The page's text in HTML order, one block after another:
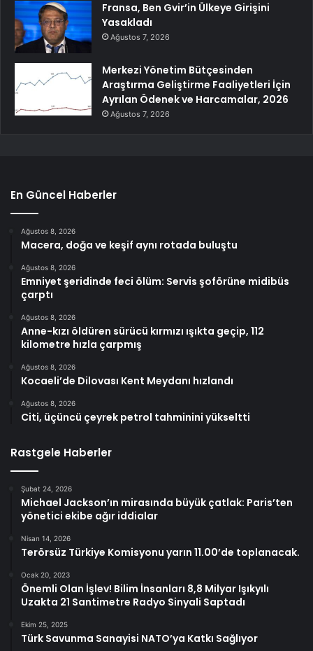
Fransa, Ben Gvir’in Ülkeye Girişini
Yasakladı
Ağustos 7, 2026
Merkezi Yönetim Bütçesinden
Araştırma Geliştirme Faaliyetleri İçin
Ayrılan Ödenek ve Harcamalar, 2026
Ağustos 7, 2026
En Güncel Haberler
Ağustos 8, 2026
Macera, doğa ve keşif aynı rotada buluştu
Ağustos 8, 2026
Emniyet şeridinde feci ölüm: Servis şoförüne midibüs
çarptı
Ağustos 8, 2026
Anne-kızı öldüren sürücü kırmızı ışıkta geçip, 112
kilometre hızla çarpmış
Ağustos 8, 2026
Kocaeli’de Dilovası Kent Meydanı hızlandı
Ağustos 8, 2026
Citi, üçüncü çeyrek petrol tahminini yükseltti
Rastgele Haberler
Şubat 24, 2026
Michael Jackson’ın mirasında büyük çatlak: Paris’ten
yönetici ekibe ağır iddialar
Nisan 14, 2026
Terörsüz Türkiye Komisyonu yarın 11.00’de toplanacak.
Ocak 20, 2023
Önemli Olan İşlev! Bilim İnsanları 8,8 Milyar Işıkyılı
Uzakta 21 Santimetre Radyo Sinyali Saptadı
Ekim 25, 2025
Türk Savunma Sanayisi NATO’ya Katkı Sağlıyor